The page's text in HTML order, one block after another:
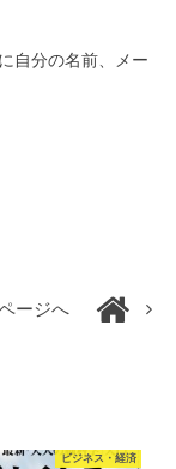
自分の名前、メー
ージへ
ビジネス・経済